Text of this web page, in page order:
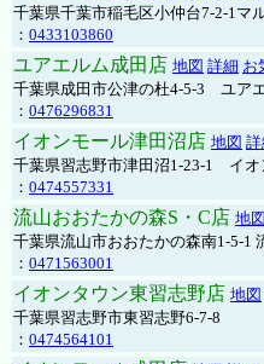
千葉県千葉市稲毛区小仲台7-2-1マ
： 0433103860
ユアエルム成田店 地図 詳細 お
千葉県成田市公津の杜4-5-3 ユア
： 0476296831
イオンモール津田沼店 地図 詳
千葉県習志野市津田沼1-23-1 イオ
： 0474557331
流山おおたかの森S・C店 地図
千葉県流山市おおたかの森南1-5-1
： 0471563001
イオンタウン東習志野店 地図
千葉県習志野市東習志野6-7-8
： 0474564101